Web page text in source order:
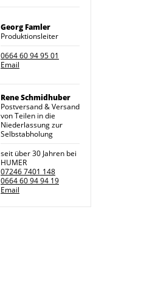
Georg Famler
Produktionsleiter
0664 60 94 95 01
Email
Rene Schmidhuber
Postversand & Versand
von Teilen in die
Niederlassung zur
Selbstabholung
seit über 30 Jahren bei
HUMER
07246 7401 148
0664 60 94 94 19
Email